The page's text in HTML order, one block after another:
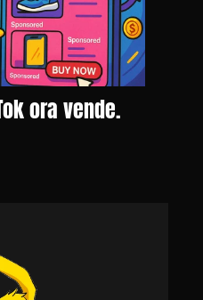
ora vende.